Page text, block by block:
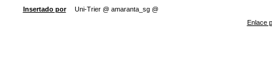
Insertado por
Uni-Trier @ amaranta_sg @
Enlace